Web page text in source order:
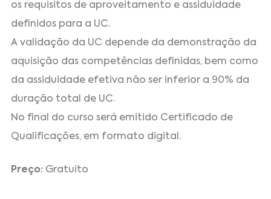
os requisitos de aproveitamento e assiduidade
definidos para a UC.
A validação da UC depende da demonstração da
aquisição das competências definidas, bem como
da assiduidade efetiva não ser inferior a 90% da
duração total de UC.
No final do curso será emitido Certificado de
Qualificações, em formato digital.
Preço: Gratuito